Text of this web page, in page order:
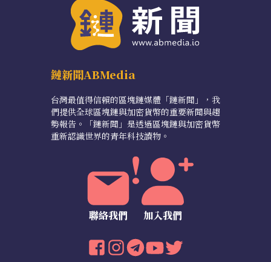
鏈新聞ABMedia
台灣最值得信賴的區塊鏈媒體「鏈新聞」，我
們提供全球區塊鏈與加密貨幣的重要新聞與趨
勢報告。「鏈新聞」是透過區塊鏈與加密貨幣
重新認識世界的青年科技讀物。
聯絡我們 加入我們